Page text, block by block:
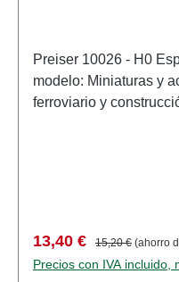
Preiser 10026 - H0
modelo: Miniaturas y
ferroviario y
PreiserNúmero de
Conjunto de varias
Precio de venta:
13,40 € Precio normal:
15,20 € (ahorro
Precios con IVA incluido,